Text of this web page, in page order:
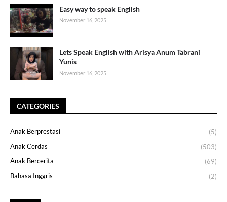
Easy way to speak English
November 16, 2025
Lets Speak English with Arisya Anum Tabrani
Yunis
November 16, 2025
CATEGORIES
Anak Berprestasi
(5)
Anak Cerdas
(503)
Anak Bercerita
(69)
Bahasa Inggris
(2)